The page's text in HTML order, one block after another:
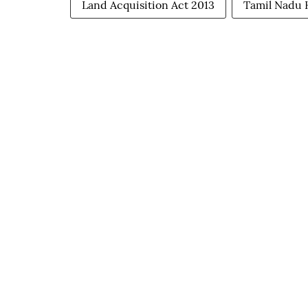
Land Acquisition Act 2013 Tamil Nadu